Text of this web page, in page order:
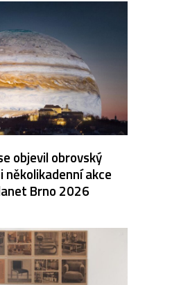
objevil obrovský
několikadenní akce
Brno 2026